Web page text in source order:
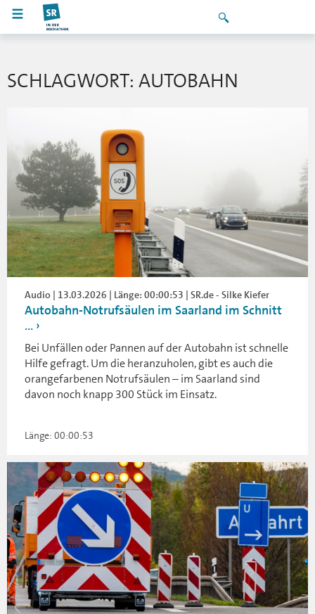
SCHLAGWORT: AUTOBAHN
Audio | 13.03.2026 | Länge: 00:00:53 | SR.de - Silke Kiefer
Autobahn-Notrufsäulen im Saarland im Schnitt
...
Bei Unfällen oder Pannen auf der Autobahn ist schnelle
Hilfe gefragt. Um die heranzuholen, gibt es auch die
orangefarbenen Notrufsäulen – im Saarland sind
davon noch knapp 300 Stück im Einsatz.
Länge: 00:00:53